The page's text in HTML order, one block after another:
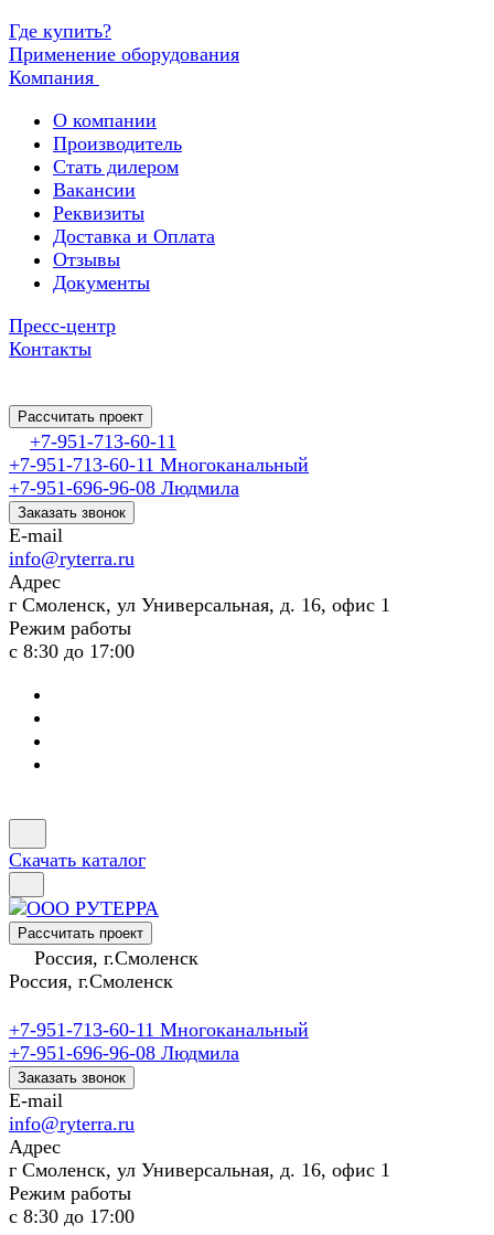
Где купить?
Применение оборудования
Компания
О компании
Производитель
Cтать дилером
Вакансии
Реквизиты
Доставка и Оплата
Отзывы
Документы
Пресс-центр
Контакты
Рассчитать проект
+7-951-713-60-11
+7-951-713-60-11 Многоканальный
+7-951-696-96-08 Людмила
Заказать звонок
E-mail
info@ryterra.ru
Адрес
г Смоленск, ул Универсальная, д. 16, офис 1
Режим работы
с 8:30 до 17:00
Скачать каталог
Рассчитать проект
Россия, г.Смоленск
Россия, г.Смоленск
+7-951-713-60-11 Многоканальный
+7-951-696-96-08 Людмила
Заказать звонок
E-mail
info@ryterra.ru
Адрес
г Смоленск, ул Универсальная, д. 16, офис 1
Режим работы
с 8:30 до 17:00